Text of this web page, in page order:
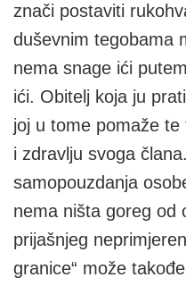
znači postaviti
duševnim tegobama
nema snage ići
ići. Obitelj koja ju
joj u tome pomaže
i zdravlju svoga
samopouzdanja
nema ništa goreg od
prijašnjeg
granice“ može